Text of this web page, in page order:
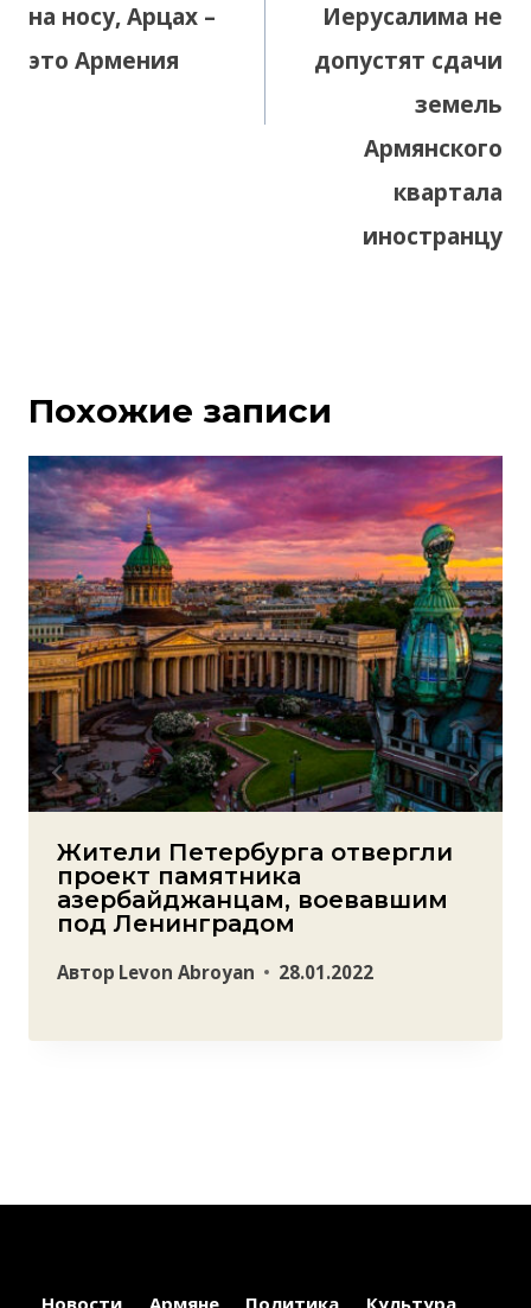
на носу, Арцах –
это Армения
Иерусалима не
допустят сдачи
земель
Армянского
квартала
иностранцу
Похожие записи
Жители Петербурга отвергли
проект памятника
азербайджанцам, воевавшим
под Ленинградом
Автор Levon Abroyan 28.01.2022